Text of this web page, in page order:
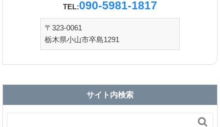
TEL:090-5981-1817
〒323-0061
栃木県小山市卒島1291
サイト内検索
